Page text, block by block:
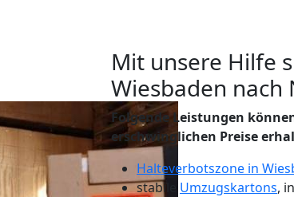
Mit unsere Hilfe
Wiesbaden nach
Folgende Leistungen
erschwinglichen Preise
Halteverbotszone in
stabile Umzugskartons,